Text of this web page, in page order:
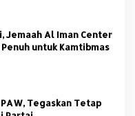
Jemaah Al Iman Center
untuk Kamtibmas
Tegaskan Tetap